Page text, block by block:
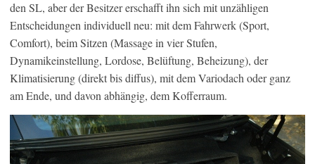
den SL, aber der Besitzer erschafft ihn sich mit unzähligen
Entscheidungen individuell neu: mit dem Fahrwerk (Sport,
Comfort), beim Sitzen (Massage in vier Stufen,
Dynamikeinstellung, Lordose, Belüftung, Beheizung), der
Klimatisierung (direkt bis diffus), mit dem Variodach oder ganz
am Ende, und davon abhängig, dem Kofferraum.